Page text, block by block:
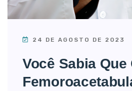
24 DE AGOSTO DE 2023
Você Sabia Que